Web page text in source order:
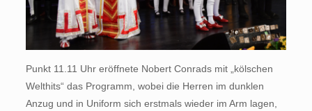
Punkt 11.11 Uhr eröffnete Nobert Conrads mit „kölschen
Welthits“ das Programm, wobei die Herren im dunklen
Anzug und in Uniform sich erstmals wieder im Arm lagen,